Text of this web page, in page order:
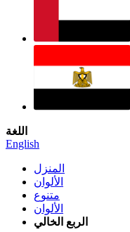
اللغة
English
المنزل
الألوان
متنوع
الألوان
الربع الخالي